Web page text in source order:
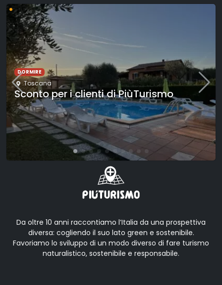
•
CULTURA
Trieste,Friuli-Venezia Giulia
Trieste seguendo la Bora: esplorazione
urbana
Da oltre 10 anni raccontiamo l’Italia da una prospettiva
diversa: cogliendo il suo lato green e sostenibile.
Favoriamo lo sviluppo di un modo diverso di fare turismo
naturalistico, sostenibile e responsabile.